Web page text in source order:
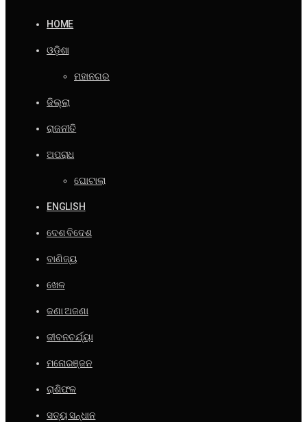
HOME
ଓଡ଼ିଶା
ମହାନଗର
ଜିଲ୍ଲା
ରାଜନୀତି
ଅପରାଧ
ଘୋଟାଲା
ENGLISH
ଦେଶ ବିଦେଶ
ବାଣିଜ୍ୟ
ଖେଳ
ଜଣା ଅଜଣା
ଜୀବନଚର୍ଯ୍ୟା
ମନୋରଞ୍ଜନ
ରାଶିଫଳ
ସତ୍ୟ ସନ୍ଧାନ